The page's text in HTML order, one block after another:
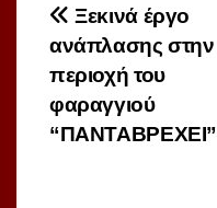
Πλοήγηση
άρθρων
Ξεκινά έργο
ανάπλασης στην
περιοχή του
φαραγγιού
“ΠΑΝΤΑΒΡΕΧΕΙ”